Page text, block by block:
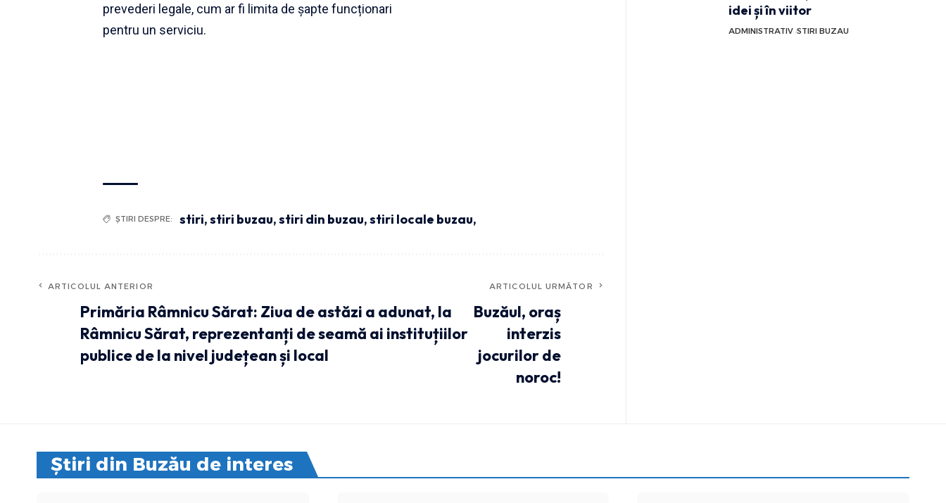
prevederi legale, cum ar fi limita de șapte funcționari
pentru un serviciu.
ȘTIRI DESPRE: stiri,stiri buzau,stiri din buzau,stiri locale buzau,
ARTICOLUL ANTERIOR
Primăria Râmnicu Sărat: Ziua de astăzi a adunat, la
Râmnicu Sărat, reprezentanți de seamă ai instituțiilor
publice de la nivel județean și local
ARTICOLUL URMĂTOR
Buzăul, oraș
interzis
jocurilor de
noroc!
idei și în viitor
ADMINISTRATIV STIRI BUZAU
Știri din Buzău de interes